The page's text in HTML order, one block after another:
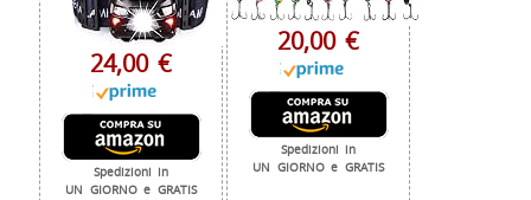
24,00 €
Spedizioni in
UN GIORNO e GRATIS
20,00 €
Spedizioni in
UN GIORNO e GRATIS